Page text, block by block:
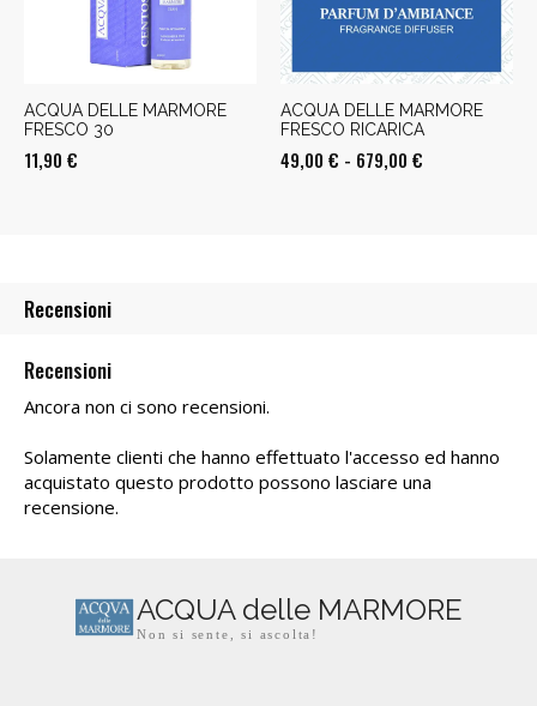
ACQUA DELLE MARMORE
FRESCO 30
11,90 €
ACQUA DELLE MARMORE
FRESCO RICARICA
49,00 € - 679,00 €
Recensioni
Recensioni
Ancora non ci sono recensioni.
Solamente clienti che hanno effettuato l'accesso ed hanno
acquistato questo prodotto possono lasciare una
recensione.
ACQUA delle MARMORE
Non si sente, si ascolta!